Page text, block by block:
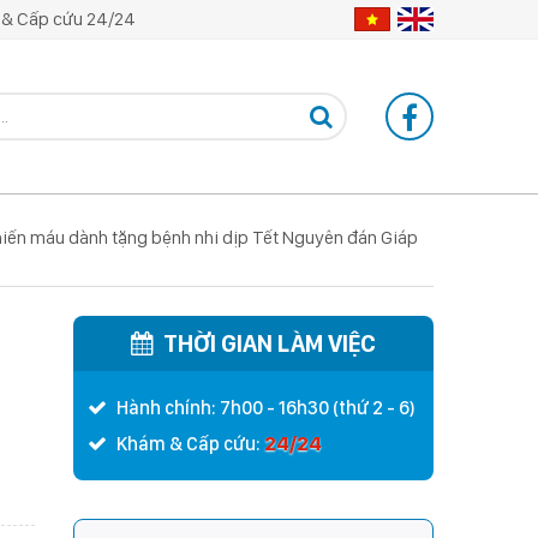
Cấp cứu 24/24
máu dành tặng bệnh nhi dịp Tết Nguyên đán Giáp
THỜI GIAN LÀM VIỆC
Hành chính: 7h00 - 16h30 (thứ 2 - 6)
Khám & Cấp cứu: 24/24